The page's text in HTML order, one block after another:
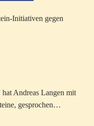
Initiativen gegen
Andreas Langen mit
gesprochen…